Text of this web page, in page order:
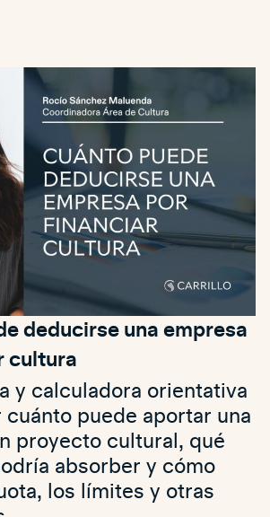
deducirse una empresa
cultura
y calculadora orientativa
cuánto puede aportar una
proyecto cultural, qué
absorber y cómo
los límites y otras